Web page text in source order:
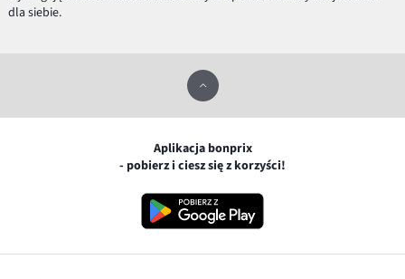
dla siebie.
Aplikacja bonprix
- pobierz i ciesz się z korzyści!